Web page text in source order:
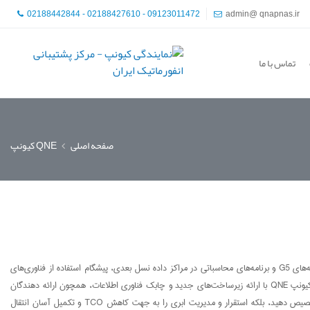
02188442844 - 02188427610 - 09123011472 admin@ qnapnas.ir
تماس با ما
صفحه اصلی QNE کیونپ
شبکه کیو ان ای کیونپ یک سیستم عامل مجازی سازی شبکه مبتنی بر داده، که استقرار سرویس مجازی سازی در آن انعطاف پذیر و آسان است. کیونپ با بهره گیری از آخرین برنامه‌های G5 و برنامه‌های محاسباتی در مراکز داده نسل بعدی، پیشگام استفاده از فناوری‌های
مجازی سازی ذخیره سازی بوده است. هدف از این فناوری‌ها، ایجاد شبکه QNE و سیستم عاملی است که شبکه، محاسبات، برنامه‌های خدماتی و منابع مدیریت ابری را ترکیب کند. کیونپ QNE با ارائه زیرساخت‌های جدید و چابک فناوری اطلاعات، همچون ارائه دهندگان
خدمات ابری مثل گوگل، یا فیسبوک، نه تنها به شما این امکان را می‌دهد که به صورتی انعطاف پذیر کارکرد شبکه، محاسبات و منابع ذخیره را به جهت جایگزینی تجهیزات معین تخصیص دهید، بلکه استقرار و مدیریت ابری را به جهت کاهش TCO و تکمیل آسان انتقال